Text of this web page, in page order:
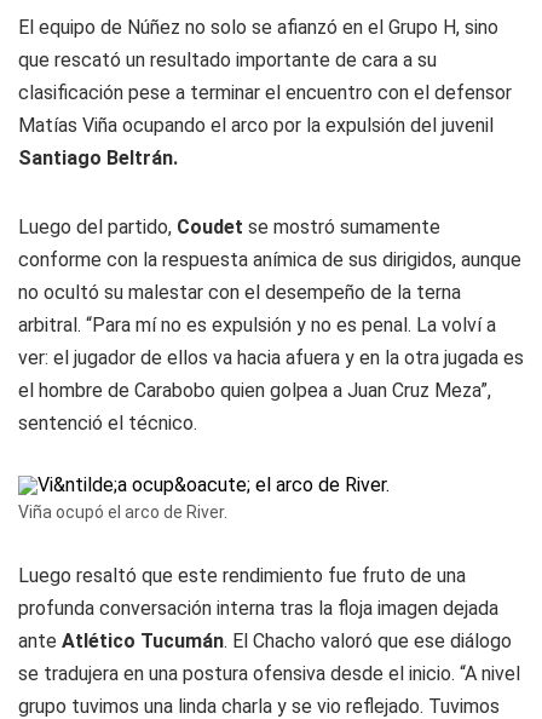
El equipo de Núñez no solo se afianzó en el Grupo H, sino
que rescató un resultado importante de cara a su
clasificación pese a terminar el encuentro con el defensor
Matías Viña ocupando el arco por la expulsión del juvenil
Santiago Beltrán.
Luego del partido, Coudet se mostró sumamente
conforme con la respuesta anímica de sus dirigidos, aunque
no ocultó su malestar con el desempeño de la terna
arbitral. “Para mí no es expulsión y no es penal. La volví a
ver: el jugador de ellos va hacia afuera y en la otra jugada es
el hombre de Carabobo quien golpea a Juan Cruz Meza”,
sentenció el técnico.
Viña ocupó el arco de River.
Luego resaltó que este rendimiento fue fruto de una
profunda conversación interna tras la floja imagen dejada
ante Atlético Tucumán. El Chacho valoró que ese diálogo
se tradujera en una postura ofensiva desde el inicio. “A nivel
grupo tuvimos una linda charla y se vio reflejado. Tuvimos